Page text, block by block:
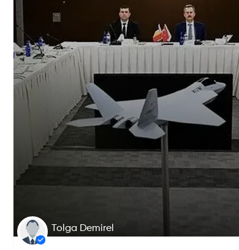
Tolga Demirel